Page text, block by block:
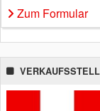
Zum Formular